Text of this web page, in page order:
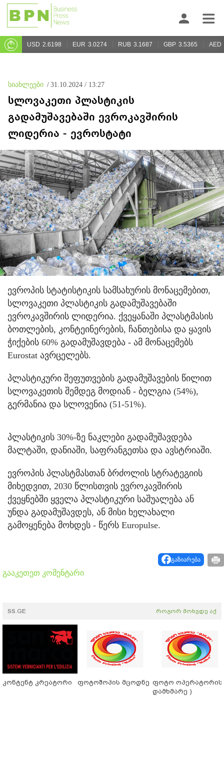
USD 2.6198 EUR 3.0274 RUB 3.1687 GBP 3.5365 AED
სიახლეები / 31.10.2024 / 13:27
სლოვაკეთი პლასტიკის
გადამუშავებაში ევროკავშირის
ლიდერია - ევროსტატი
ევროპის სტატისტიკის სამსახურის მონაცემებით,
სლოვაკეთი პლასტიკის გადამუშავებაში
ევროკავშირის ლიდერია. ქვეყანაში პლასტმასის
ბოთლების, კონტეინერების, ჩანთებისა და ყავის
ჭიქების 60% გადამუშავდება - ამ მონაცემებს
Eurostat ავრცელებს.
პლასტიკური შეფუთვების გადამუშავების წილით
სლოვაკეთის შემდეგ მოდიან - ბელგია (54%),
გერმანია და სლოვენია (51-51%).
პლასტიკის 30%-ზე ნაკლები გადამუშავდება
მალტაში, დანიაში, საფრანგეთსა და ავსტრიაში.
ევროპის პლასტმასთან ბრძოლის სტრატეგიის
მიხედვით, 2030 წლისთვის ევროკავშირის
ქვეყნებში ყველა პლასტიკური საშუალება ან
უნდა გადამუშავდეს, ან მისი ხელახალი
გამოყენება მოხდეს - წერს Europulse.
გაზიარება
გააკეთეთ კომენტარი
SS.GE როგორ მოხვდე აქ
კონტენტ კრეატორი ფოტოშოპის მცოდნე ფოტო ოპერატორის
დამხმარე )